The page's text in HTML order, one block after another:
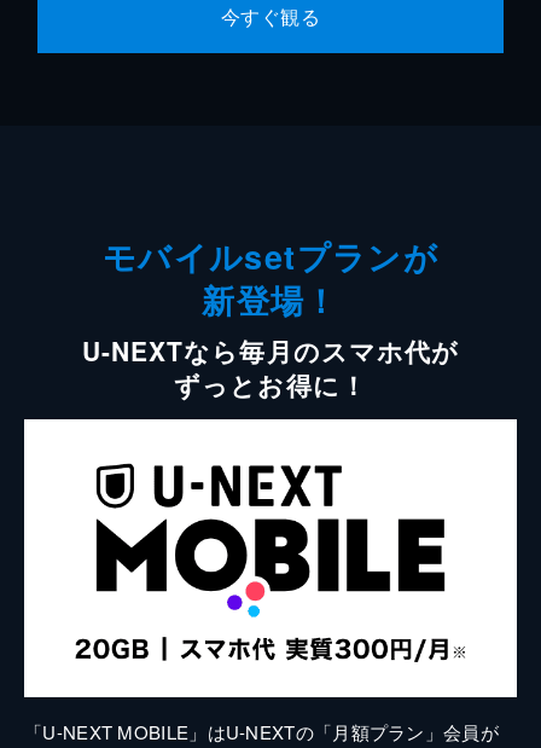
今すぐ観る
モバイルsetプランが
新登場！
U-NEXTなら毎月のスマホ代が
ずっとお得に！
「U-NEXT MOBILE」はU-NEXTの「月額プラン」会員が